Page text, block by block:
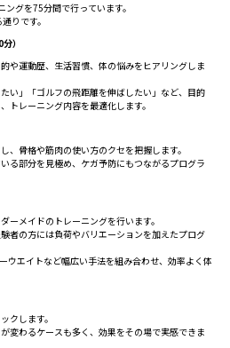
グを75分間で行っています。
りです。
）
や運動歴、生活習慣、体の悩みをヒアリングしま
い」「ゴルフの飛距離を伸ばしたい」など、目的
トレーニング内容を最適化します。
、骨格や筋肉の使い方のクセを把握します。
る部分を見極め、ケガ予防にもつながるプログラ
ーメイドのトレーニングを行います。
者の方には負荷やバリエーションを加えたプログ
ウエイトなど幅広い手法を組み合わせ、効率よく体
クします。
変わるケースも多く、効果をその場で実感できま